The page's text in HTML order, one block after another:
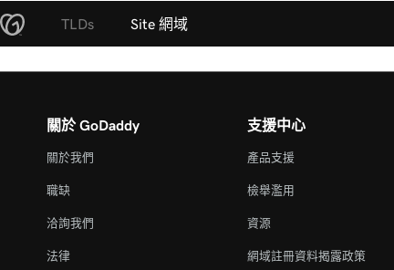
TLDs Site 網域
關於 GoDaddy
關於我們
職缺
洽詢我們
法律
支援中心
產品支援
檢舉濫用
資源
網域註冊資料揭露政策